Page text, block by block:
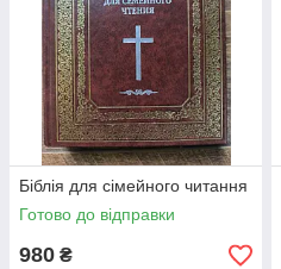
Біблія для сімейного читання
Готово до відправки
980 ₴